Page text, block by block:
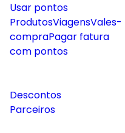
Usar pontos
ProdutosViagensVales-
compraPagar fatura
com pontos
Descontos
Parceiros